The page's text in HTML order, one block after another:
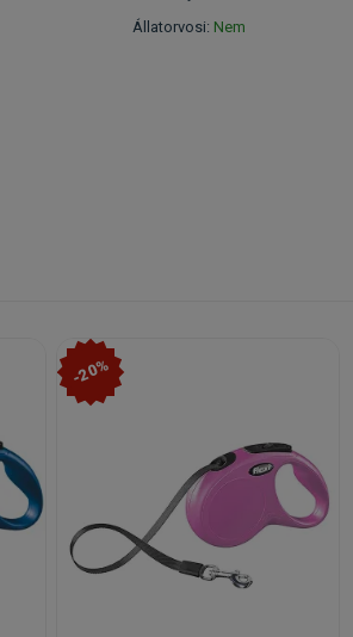
Állatorvosi: Nem
-20%